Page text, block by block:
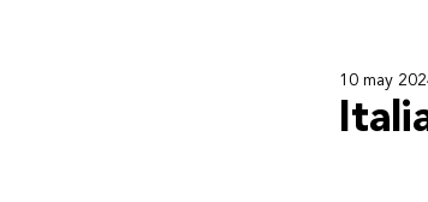
10 may